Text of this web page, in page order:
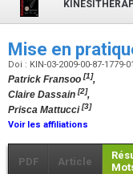
Mise en
Doi : KIN-03-2009-00-87-1779-
Patrick Fransoo [1],
Claire Dassain [2],
Prisca Mattucci[3]
Voir les affiliations
PDF Article